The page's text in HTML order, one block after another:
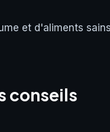
conseils